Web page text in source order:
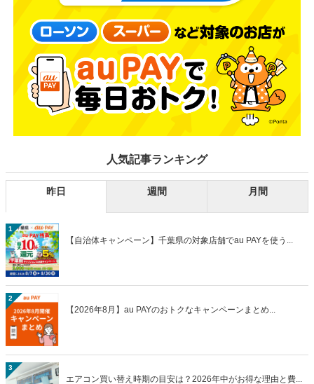
人気記事ランキング
昨日 週間 月間
1
【自治体キャンペーン】千葉県の対象店舗でau PAYを使う...
2
【2026年8月】au PAYのおトクなキャンペーンまとめ...
3
エアコン買い替え時期の目安は？2026年中がお得な理由と費...